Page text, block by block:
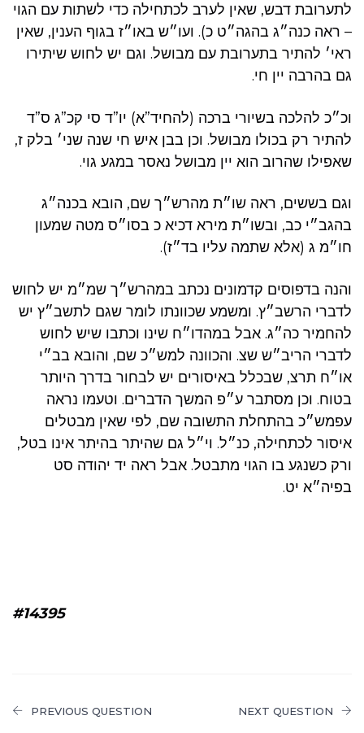
לתערובת דבש, שאין לערב לכתחילה כדי לשתות עם הגוי
– ראה כנה״ג בהגה״ט כ). ועו״ש באו״ז בגוף הענין, שאין
ראי׳ להתיר בתערובת עם מבושל. וגם יש לחוש שיתירו
גם בהרבה יין חי.
וכ״כ להלכה בשיורי ברכה (להחיד”א) יו”ד סי קכ”ג ס”ד
להתיר רק בכולו מבושל. וכן בבן איש חי שנה שני׳ בלק ז,
שאפילו שהרוב הוא יין מבושל נאסר במגע גוי.
וגם בששים, ראה שו״ת מהרש״ך שם, הובא בכנה״ג
בהגב״י כב, ובשו״ת מירא דכיא כ בסו״ס מטה שמעון
חו״מ ג (אלא שתמה עליו בד״ז).
והנה בדפוסים קדמונים נכתב במהרש״ך שמ״מ יש לחוש
לדברי הרשב״ץ. ומשמע שכוונתו לומר שגם לתשב״ץ יש
להחמיר כה״ג. אבל במהדו״ח שינו וכתבו שיש לחוש
לדברי הריב״ש שצ. והכוונה למש״כ שם, והובא בב״י
או״ח תרצ, שבכלל באיסורים יש לבחור בדרך היותר
בטוח. וכן מסתבר ע״פ המשך הדברים. וטעמו נראה
עפמש״כ בהתחלת התשובה שם, לפי שאין מבטלים
איסור לכתחילה, כנ״ל. וי״ל גם שהיתר בהיתר אינו בטל,
ורק כשנגע בו הגוי מתבטל. אבל ראה יד יהודה סט
בפיה״א יט.
#14395
PREVIOUS QUESTION NEXT QUESTION